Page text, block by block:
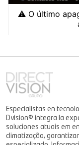
Especialistas en
Dvision® integra la
soluciones atuais em
climatização,